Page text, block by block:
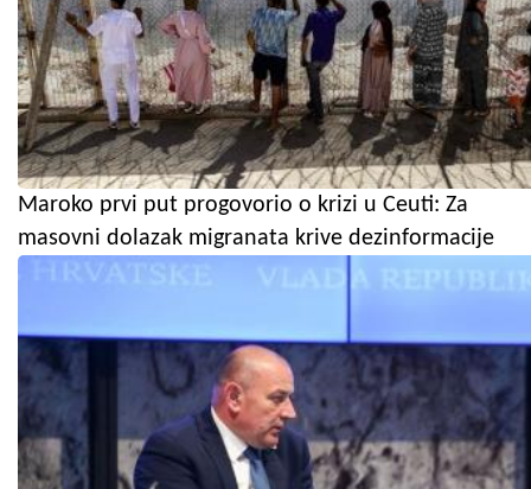
Maroko prvi put progovorio o krizi u Ceuti: Za
masovni dolazak migranata krive dezinformacije